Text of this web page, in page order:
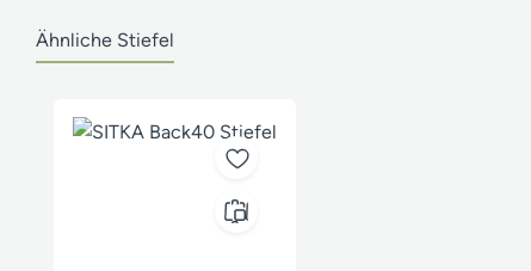
Ähnliche Stiefel
Produktgalerie überspringen